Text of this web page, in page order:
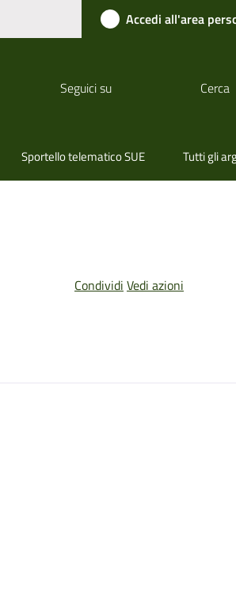
Accedi all'area
Seguici su Cerca
Sportello telematico SUE Tutti gli
Condividi Vedi azioni